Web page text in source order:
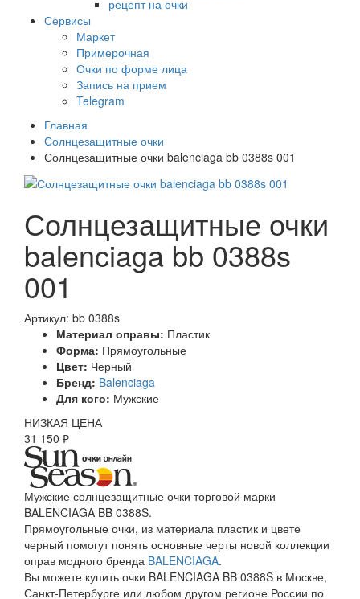
рецепт на очки
Сервисы
Маркет
Примерочная
Очки по форме лица
Запись на прием
Telegram
Главная
Солнцезащитные очки
Солнцезащитные очки balenciaga bb 0388s 001
Солнцезащитные очки
balenciaga bb 0388s
001
Артикул: bb 0388s
Материал оправы: Пластик
Форма: Прямоугольные
Цвет: Черный
Бренд: Balenciaga
Для кого: Мужские
НИЗКАЯ ЦЕНА
31 150 ₽
Мужские солнцезащитные очки торговой марки
BALENCIAGA BB 0388S.
Прямоугольные очки, из материала пластик и цвете
черный помогут понять основные черты новой коллекции
оправ модного бренда BALENCIAGA.
Вы можете купить очки BALENCIAGA BB 0388S в Москве,
Санкт-Петербурге или любом другом регионе России по